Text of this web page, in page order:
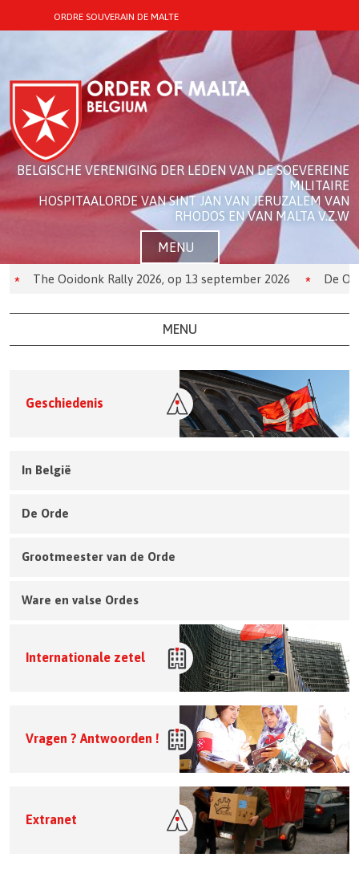
ORDRE SOUVERAIN DE MALTE
BELGISCHE VERENIGING DER LEDEN VAN DE SOEVEREINE
MILITAIRE
HOSPITAALORDE VAN SINT JAN VAN JERUZALEM VAN
RHODOS EN VAN MALTA V.Z.W
MENU
The Ooidonk Rally 2026, op 13 september 2026 De
MENU
Geschiedenis
In België
De Orde
Grootmeester van de Orde
Ware en valse Ordes
Internationale zetel
Vragen ? Antwoorden !
Extranet